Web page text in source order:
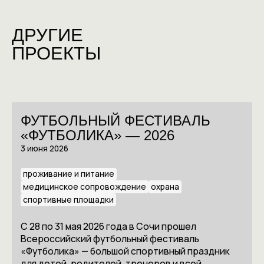
ДРУГИЕ
ПРОЕКТЫ
ФУТБОЛЬНЫЙ ФЕСТИВАЛЬ
«ФУТБОЛИКА» — 2026
3 июня 2026
проживание и питание
медицинское сопровождение охрана
спортивные площадки
С 28 по 31 мая 2026 года в Сочи прошел
Всероссийский футбольный фестиваль
«Футболика» — большой спортивный праздник